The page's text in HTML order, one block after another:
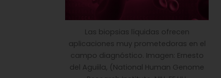
Las biopsias líquidas ofrecen
aplicaciones muy prometedoras en el
campo diagnóstico. Imagen: Ernesto
del Aguiila, (National Human Genome